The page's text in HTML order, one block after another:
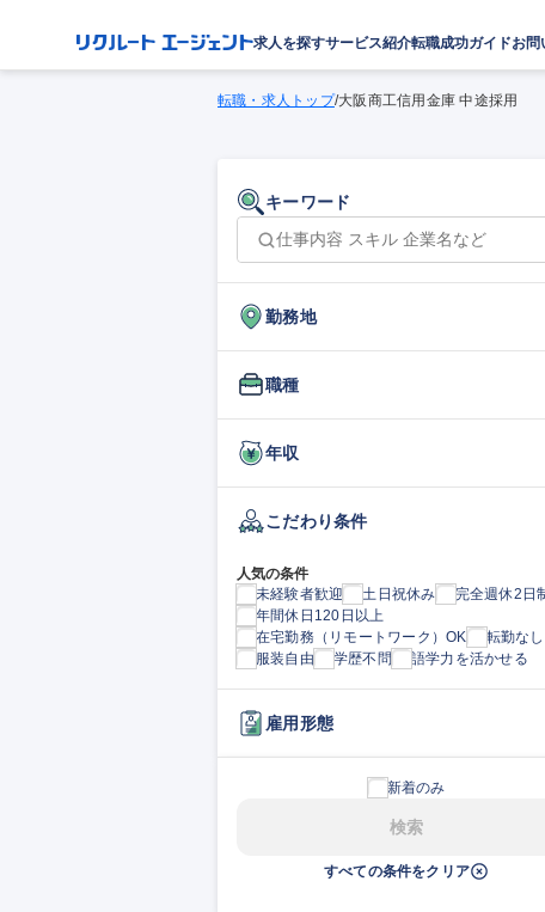
求人を探すサービス紹介転職成功ガイドお問
転職・求人トップ/大阪商工信用金庫 中途採用
キーワード
勤務地
職種
年収
こだわり条件
人気の条件
未経験者歓迎
土日祝休み
完全週休2日
年間休日120日以上
在宅勤務（リモートワーク）OK
転勤なし
服装自由
学歴不問 語学力を活かせる
雇用形態
新着のみ
検索
すべての条件をクリア